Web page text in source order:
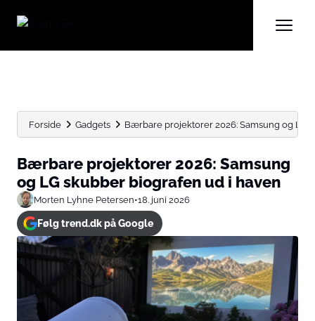
Forside Gadgets Bærbare projektorer 2026: Samsung og LG
Bærbare projektorer 2026: Samsung
og LG skubber biografen ud i haven
Morten Lyhne Petersen•18. juni 2026
Følg trend.dk på Google